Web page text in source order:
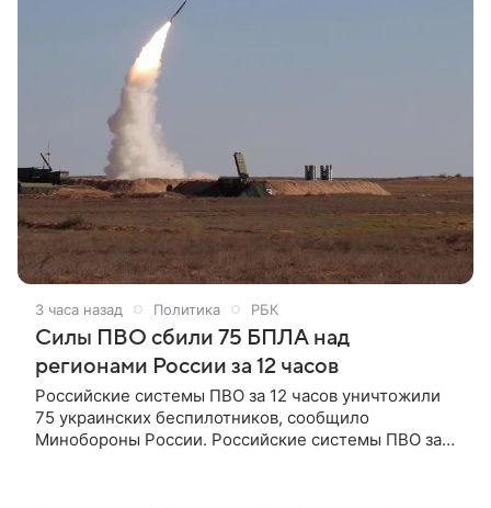
третьи страны, сообщил Frankfurter Allgemeine
Zeitung (FAZ) бывший американский посол в
Белграде (2022−2025) Кристофер Хилл.
3 часа назад Политика РБК
Силы ПВО сбили 75 БПЛА над
регионами России за 12 часов
Российские системы ПВО за 12 часов уничтожили
75 украинских беспилотников, сообщило
Минобороны России. Российские системы ПВО за